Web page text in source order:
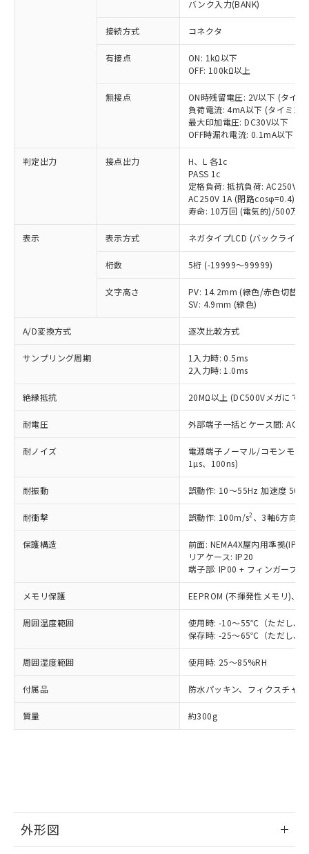
バンク入力(BANK)
接続方式 コネクタ
有接点
ON: 1kΩ以下
OFF: 100kΩ以上
無接点
ON時残留電圧: 2V以下 (タイ
負荷電流: 4mA以下 (タイミン
最大印加電圧: DC30V以下
OFF時漏れ電流: 0.1mA以下 (
判定出力 接点出力
H、L 各1c
PASS 1c
定格負荷: 抵抗負荷: AC250V
AC250V 1A (閉路cosφ=0.4)/
寿命: 10万回 (電気的)/500万
表示 表示方式 ネガタイプLCD (バックライト
桁数 5桁 (-19999～99999)
文字高さ
PV: 14.2mm (緑色/赤色切替)
SV: 4.9mm (緑色)
A/D変換方式 逐次比較方式
サンプリング周期
1入力時: 0.5ms
2入力時: 1.0ms
絶縁抵抗 20MΩ以上 (DC500Vメガにて)
耐電圧 外部端子一括とケース間:
耐ノイズ
電源端子ノーマル/コモンモ
1µs、100ns)
耐振動 誤動作: 10～55Hz 加速度
耐衝撃 誤動作: 100m/s2 、3軸6方向
保護構造
前面: NEMA4X屋内用準拠
リアケース: IP20
端子部: IP00 + フィンガープ
メモリ保護 EEPROM (不揮発性メモリ)、
周囲温度範囲
使用時: -10～55℃（ただし、
保存時: -25～65℃（ただし、
周囲湿度範囲 使用時: 25～85%RH
付属品 防水パッキン、フィクスチャ
質量 約300g
外形図
ご利用ください。
本サービスは、当社制御機器事業取扱
商品の当社在庫状況および標準価格
(税抜)を提供させていただくもので
当社制御機器事業取扱商品の中には、
本サービスの対象外となる商品もある
ことをご了承ください。
在庫状況および標準価格照会結果は、
記載している更新日時点での社内デー
タに基づき作成されるものであり、閲
覧された時点での実際の在庫および標
準価格とは異なる場合があることをご
了承ください。
正式な納期状況および標準価格はお客
様のお取引先、またはお客様担当のオ
ムロン制御機器販売店・当社販売員に
オムロン制御機器販売店や当社販売拠
」をご確認
ください。
事前の承諾なく第三者に漏洩または開
示しないようお願いします。
マイパーツ機能（部品リスト作成サー
ビス）をご利用いただくには、I-Web
メンバーズにご登録されている必要が
お客様が当ウェブサイト上で当社にご
登録された部品リストについて、当社
および当社の共同利用者が、当社の製
品・サービスに関するお客様との取
引・商談に必要な範囲で利用すること
※当社の共同利用者とは、"個人情報
の「1.共同利
用者の範囲」に記載されている法人を
有に対応した製品に切り替える予定のある
対応予定なし：EU RoHS指令（10物質）の
非含有に非対応の商品で、対応品を出す予
調査・確認中：EU RoHS指令（10物質）の
非含有の対応状況を調査中または確認中の
非該当品：ライセンス料など無形物で、有
害物質有無と関係のない商品です。
仕入先様の事情により、非含有部品として
いたものが、含有品と判明した場合などや
むを得ず変更することがあります。
鉛(Pb) 1000ppm以下、 水銀(Hg) 1000ppm以下、 カド
ミウム(Cd) 100ppm以下、
六価クロム(Cr(Ⅵ)) 1000ppm以下、ポリ臭化ビフェニル
類(PBB) 1000ppm以下、ポリ臭化ジフェニルエーテル類
(PBDE) 1000ppm以下、フタル酸ビス(2-エチルヘキシ
ル) (DEHP)(別名：DOP) 1000ppm以下、フタル酸ブチ
ルベンジル（BBP） 1000ppm以下、フタル酸ジブチル
（DBP） 1000ppm以下、フタル酸ジイソブチル
但し、RoHS指令で産業用監視および制御機器に対する
適用除外項目は除く。
フタル酸エステル類の４物質については閾値を超える意
図的な使用がないことを確認しています。
部品在庫の切り替え状況などにより、予定
月が前後することがあります。
※3 非含有証明書ダウンロード
下記の非含有証明書をダウンロードするこ
EU RoHS指令（10物質）の非含有証明書
51物質の非含有証明書（当社基準）
※本証明書は発行日時点で非含有を証明す
るもので、過去に遡って非含有を証明する
ものではありません。
また、RoHS指令のフタル酸エステル類４
物質の対応では、対応完了までの期間は出
荷製品に未対応品が混在することから備考
欄に対応日を記載しておりました。
既に当社にて対応品への在庫切替を完了
していることから、特段のことがない限
り、2022年1月12日より割愛しておりま
※1 中国RoHS○×表
「○」：最大均質材料含有率が中国RoHSの
基準値以下であることを示します。
基準値を超えていることを示します。
「－」：未確認です。当社販売部門へお問
*中国RoHS10物質の基準値 (GB/T26572)：
Pb(鉛) :1000ppm、 Hg(水銀) : 1000ppm、 Cd(カドミウ
ニル類) : 1000ppm、 PBDEs(ポリ臭化ジフェニルエーテ
DBP(フタル酸ジブチル) : 1000ppm、 DIBP(フタル酸ジ
イソブチル) : 1000ppm、 BBP(フタル酸ブチルベンジ
DEHP(フタル酸ビス(2-エチルヘキシル)) : 1000ppm
※2 環境保護使用期限
「ｅ」：有害物質（10物質）のすべてが基
準値以下であることを示します。
「10」：通常の使用状況下において有害物
質が外部に漏えいし、環境に深刻な影響を
及ぼさない年数を意味します。
「－」：未確認です。当社販売部門へお問
当社は、これら貴社製品のうち、外国
為替および外国貿易法に定める商品
（以下｢規制貨物等」という）を輸出
または国外への提供する場合は、日本
可)を取得するなどの必要な手続きを
とります。
当社は規制貨物を破棄する場合は、完
全に破砕するなど、違法に輸出されな
いよう必要な手段を講じます。
当社は貴社製品を、核兵器、ミサイ
ル、化学兵器、生物兵器またはその他
武器並びにこれらの製造装置等に一切
使用いたしません。
当社は、貴社製品を第三者に販売する
該第三者に通知します。また当社は、
販売先および販売に係わる関係者が違
り引きをいたしません。
一定数以上の在庫あり
一定数には満たないが在庫あり
－
在庫なし(最新の在庫状況につ
いては、お客様のお取引先、ま
たはお客様担当のオムロン制御
機器販売店・当社販売員にご確
受注生産機種、また在庫状況の
情報を公開していない機種